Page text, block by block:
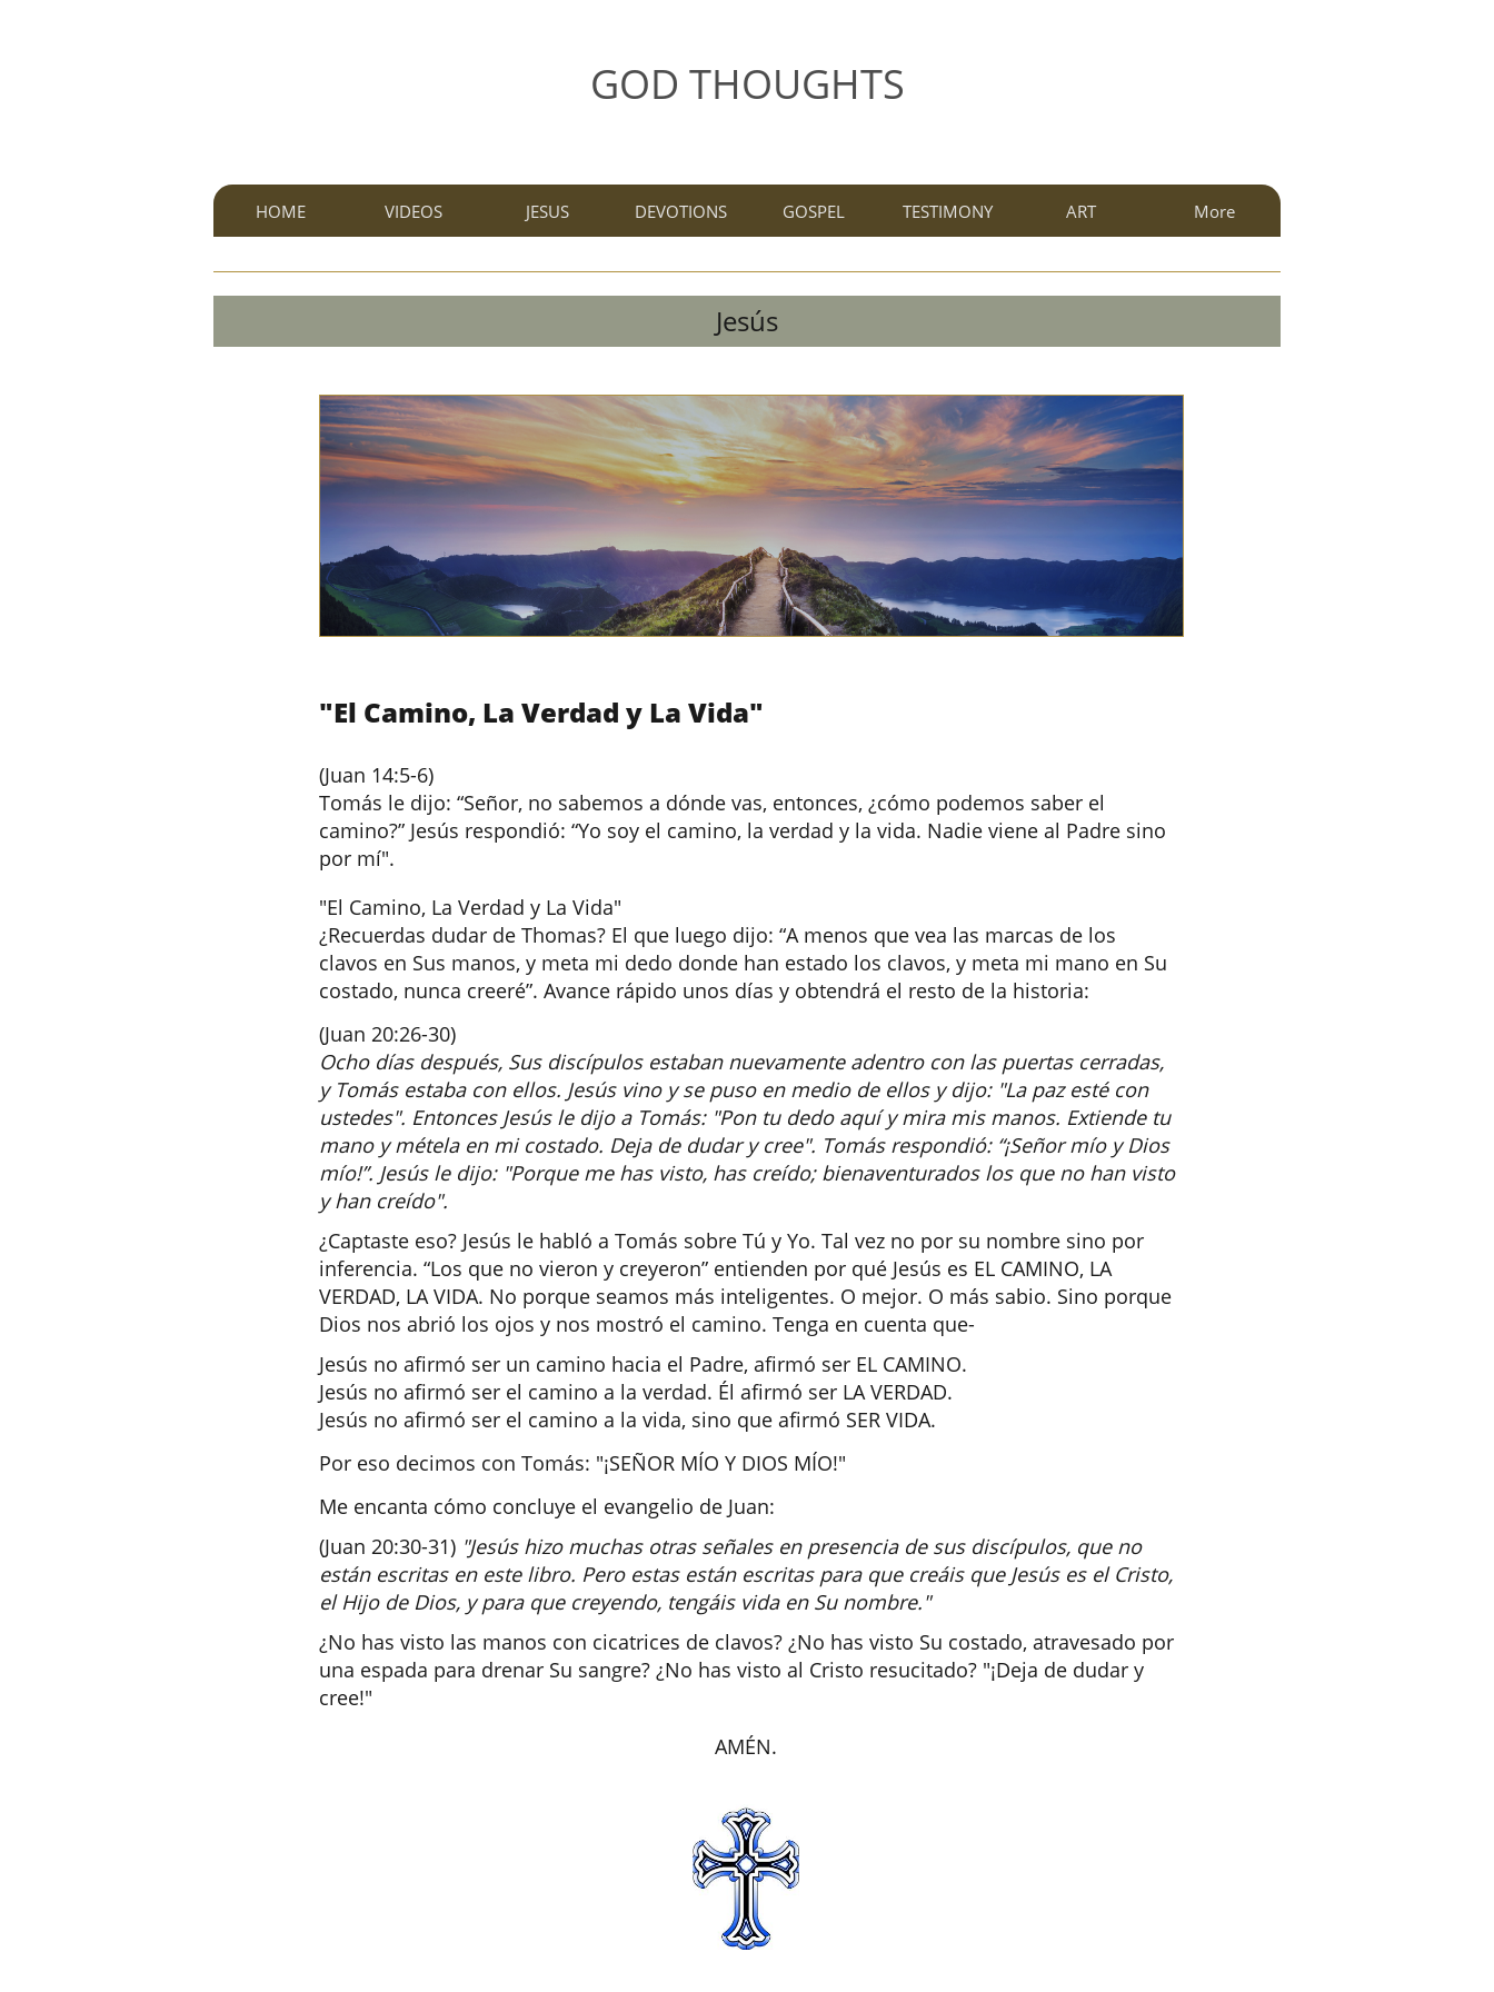
GOD THOUGHTS
HOME VIDEOS JESUS DEVOTIONS GOSPEL TESTIMONY ART More
"El Camino, La Verdad y La Vida"
(Juan 14:5-6)
Tomás le dijo: “Señor, no sabemos a dónde vas, entonces, ¿cómo podemos saber el
camino?” Jesús respondió: “Yo soy el camino, la verdad y la vida. Nadie viene al Padre sino
por mí".
"El Camino, La Verdad y La Vida"
¿Recuerdas dudar de Thomas? El que luego dijo: “A menos que vea las marcas de los
clavos en Sus manos, y meta mi dedo donde han estado los clavos, y meta mi mano en Su
costado, nunca creeré”. Avance rápido unos días y obtendrá el resto de la historia:
(Juan 20:26-30)
Ocho días después, Sus discípulos estaban nuevamente adentro con las puertas cerradas,
y Tomás estaba con ellos. Jesús vino y se puso en medio de ellos y dijo: "La paz esté con
ustedes". Entonces Jesús le dijo a Tomás: "Pon tu dedo aquí y mira mis manos. Extiende tu
mano y métela en mi costado. Deja de dudar y cree". Tomás respondió: “¡Señor mío y Dios
mío!”. Jesús le dijo: "Porque me has visto, has creído; bienaventurados los que no han visto
y han creído".
¿Captaste eso? Jesús le habló a Tomás sobre Tú y Yo. Tal vez no por su nombre sino por
inferencia. “Los que no vieron y creyeron” entienden por qué Jesús es EL CAMINO, LA
VERDAD, LA VIDA. No porque seamos más inteligentes. O mejor. O más sabio. Sino porque
Dios nos abrió los ojos y nos mostró el camino. Tenga en cuenta que-
Jesús no afirmó ser un camino hacia el Padre, afirmó ser EL CAMINO.
Jesús no afirmó ser el camino a la verdad. Él afirmó ser LA VERDAD.
Jesús no afirmó ser el camino a la vida, sino que afirmó SER VIDA.
Por eso decimos con Tomás: "¡SEÑOR MÍO Y DIOS MÍO!"
Me encanta cómo concluye el evangelio de Juan:
(Juan 20:30-31) "Jesús hizo muchas otras señales en presencia de sus discípulos, que no
están escritas en este libro. Pero estas están escritas para que creáis que Jesús es el Cristo,
el Hijo de Dios, y para que creyendo, tengáis vida en Su nombre."
¿No has visto las manos con cicatrices de clavos? ¿No has visto Su costado, atravesado por
una espada para drenar Su sangre? ¿No has visto al Cristo resucitado? "¡Deja de dudar y
cree!"
AMÉN.
Jesús